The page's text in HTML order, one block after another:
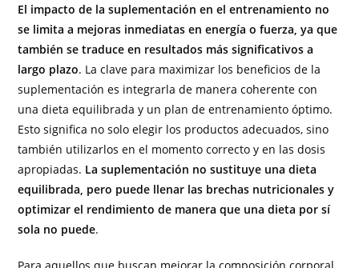
El impacto de la suplementación en el entrenamiento no
se limita a mejoras inmediatas en energía o fuerza, ya que
también se traduce en resultados más significativos a
largo plazo. La clave para maximizar los beneficios de la
suplementación es integrarla de manera coherente con
una dieta equilibrada y un plan de entrenamiento óptimo.
Esto significa no solo elegir los productos adecuados, sino
también utilizarlos en el momento correcto y en las dosis
apropiadas. La suplementación no sustituye una dieta
equilibrada, pero puede llenar las brechas nutricionales y
optimizar el rendimiento de manera que una dieta por sí
sola no puede.
Para aquellos que buscan mejorar la composición corporal,